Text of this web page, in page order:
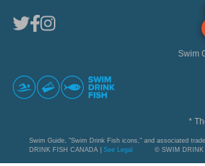
Swim
*
Swim Guide, "Swim Drink Fish icons," and associated
DRINK FISH CANADA | See Legal © SWIM DRINK